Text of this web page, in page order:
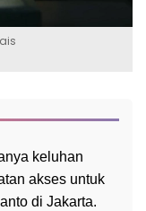
keluhan
akses untuk
di Jakarta.